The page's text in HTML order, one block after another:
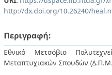
http://dx.doi.org/10.26240/
Περιγραφή:
Εθνικό Μετσόβιο
Μεταπτυχιακών Σπουδών